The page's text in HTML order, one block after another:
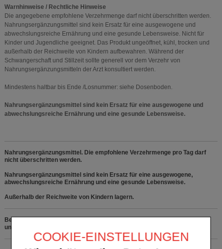
COOKIE-EINSTELLUNGEN
Warnhinweise / Rechtliche Hinweise
Die angegebene empfohlene Verzehrmenge darf nicht überschritten werden.
Nahrungsergänzungsmittel sind kein Ersatz für eine ausgewogene und
abwechslungsreiche Ernährung und eine gesunde Lebensweise. Nicht für
Kinder und Jugendliche geeignet. Das Produkt ungeöffnet, kühl, trocken und
außerhalb der Reichweite von Kindern aufbewahren. Während der
Schwangerschaft und Stillzeit sollte generell vor dem Verzehr von
Nahrungsergänzungsmitteln der Arzt konsultiert werden.
Mindestens haltbar bis Ende /Losnummer: siehe Dosenboden.
Nahrungsergänzungsmittel sind kein Ersatz für eine ausgewogene und
abwechslungsreiche Ernährung und eine gesunde Lebensweise.
Nahrungsergänzungsmittel. Die empfohlene Verzehrmenge pro Tag darf
nicht überschritten werden.
Nahrungsergänzungsmittel sind kein Ersatz für eine ausgewogene,
abwechslungsreiche Ernährung und eine gesunde Lebensweise.
Außerhalb der Reichweite von Kindern lagern.
Bei Fragen zu den Inhaltsstoffen rufen Sie uns bitte kostenfrei
unter 0800 - 10 11 422 an.